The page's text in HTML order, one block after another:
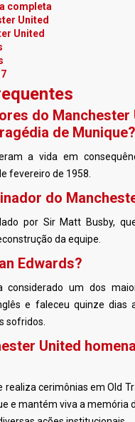
completa
United
United
do Manchester
de Munique?
a vida em
fevereiro de 1958.
do
por Sir Matt Busby,
da equipe.
Edwards?
considerado um dos
e faleceu quinze dias
sofridos.
United
realiza cerimônias em Old
e mantém viva a memória